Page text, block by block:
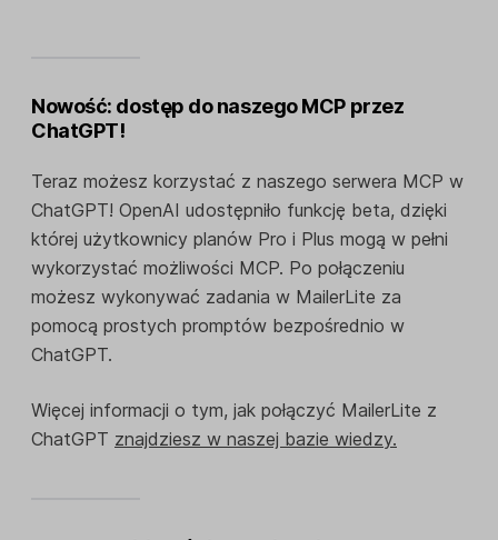
Nowość: dostęp do naszego MCP przez
ChatGPT!
Teraz możesz korzystać z naszego serwera MCP w
ChatGPT! OpenAI udostępniło funkcję beta, dzięki
której użytkownicy planów Pro i Plus mogą w pełni
wykorzystać możliwości MCP. Po połączeniu
możesz wykonywać zadania w MailerLite za
pomocą prostych promptów bezpośrednio w
ChatGPT.
Więcej informacji o tym, jak połączyć MailerLite z
ChatGPT znajdziesz w naszej bazie wiedzy.